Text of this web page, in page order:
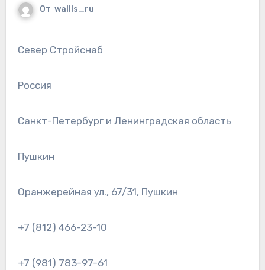
От wallls_ru
Север Стройснаб
Россия
Санкт-Петербург и Ленинградская область
Пушкин
Оранжерейная ул., 67/31, Пушкин
+7 (812) 466-23-10
+7 (981) 783-97-61